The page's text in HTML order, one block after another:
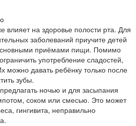
влияет на здоровье полости рта. Для
заболеваний приучите детей
приёмами пищи. Помимо
употребление сладостей,
можно давать ребёнку только после
зубы.
ночью и для засыпания
соком или смесью. Это может
гингивита, неправильно